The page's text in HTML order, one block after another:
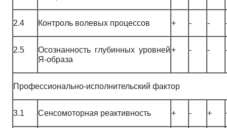
2.4 Контроль волевых процессов + - -
2.5
Осознанность глубинных уровней
Я-образа
+ - -
Профессионально-исполнительский фактор
3.1 Сенсомoторная реактивность + - +